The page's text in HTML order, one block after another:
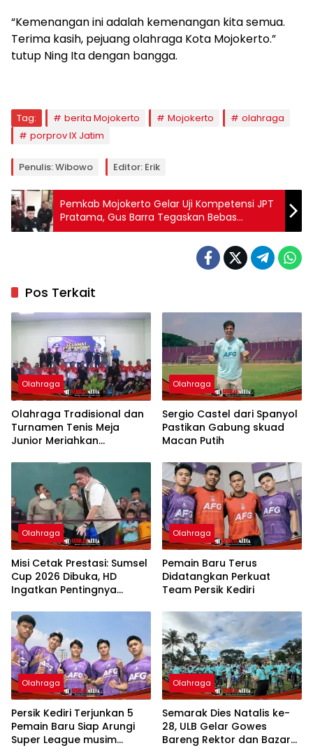
“Kemenangan ini adalah kemenangan kita semua.
Terima kasih, pejuang olahraga Kota Mojokerto.”
tutup Ning Ita dengan bangga.
Tag: berita Mojokerto Mojokerto
olahraga
porprov IX Jatim
Penulis: Wibowo Editor: Erik
Pemkab Mojokerto Gelar Uji Kompetensi JPT
Pratama, Gus Barra Tegaskan Bebas
Transaksional
Pos Terkait
Olahraga
Olahraga Tradisional dan
Turnamen Tenis Meja
Junior Meriahkan
Kemerdekaan RI di
Kabupaten Mojokerto
Olahraga
Sergio Castel dari Spanyol
Pastikan Gabung skuad
Macan Putih
Olahraga
Misi Cetak Prestasi: Sumsel
Cup 2026 Dibuka, HD
Ingatkan Pentingnya
Olahraga
Pemain Baru Terus
Didatangkan Perkuat
Team Persik Kediri
Olahraga
Persik Kediri Terjunkan 5
Pemain Baru Siap Arungi
Super League musim
Olahraga
Semarak Dies Natalis ke-
28, ULB Gelar Gowes
Bareng Rektor dan Bazar